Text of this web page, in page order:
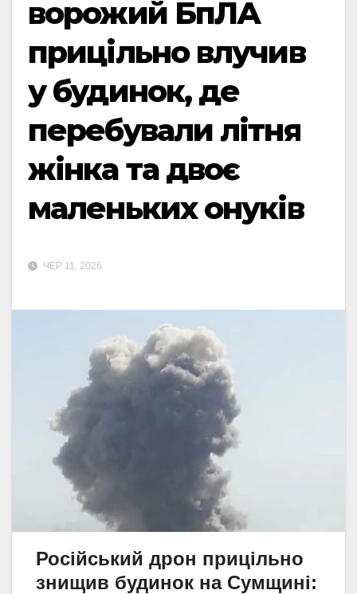
ворожий БпЛА
прицільно влучив
у будинок, де
перебували літня
жінка та двоє
маленьких онуків
ЧЕР 11, 2026
Російський дрон прицільно
знищив будинок на Сумщині: